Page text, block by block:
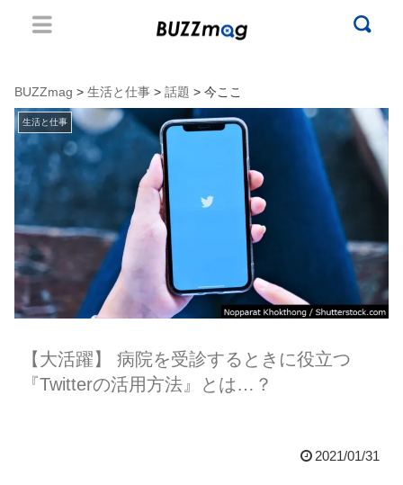
BUZZmag > 生活と仕事 > 話題 > 今ここ
生活と仕事
【大活躍】 病院を受診するときに役立つ
『Twitterの活用方法』とは…？
2021/01/31